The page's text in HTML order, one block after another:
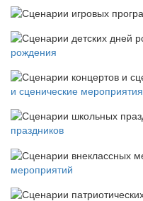
рождения
и сценические мероприятия
праздников
мероприятий